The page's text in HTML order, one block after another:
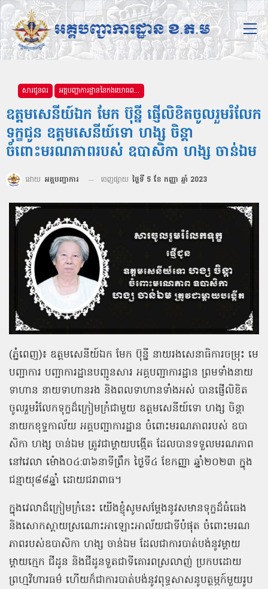
សារជូនពរ អគ្គបញ្ជាការដ្ឋាននៃកងយោធពលខេមរភូមិន្ទ
ឧត្តមសេនីយ៍ឯក មែក ប៊ុន្នី ផ្ញើលិខិតចូលរួមរំលែក
ទុក្ខជូន ឧត្ដមសេនីយ៍ទោ ហង្ស ចិន្តា
ចំពោះមរណភាពរបស់ ឧបាសិកា ហង្ស ចាន់ឯម
ដោយ អគ្គបញ្ជាការ ចេញផ្សាយ ថ្ងៃទី 5 ខែ កញ្ញា ឆ្នាំ 2023
(ភ្នំពេញ)៖ ឧត្តមសេនីយ៍ឯក មែក ប៊ុន្នី នាយរងសេនាធិការចម្រុះ មេ
បញ្ជាការ បញ្ជាការដ្ឋានបញ្ជូនសារ អគ្គបញ្ជាការដ្ឋាន ព្រមទាំងនាយ
ទាហាន នាយទាហានរង និងពលទាហានទាំងអស់ បានផ្ញើលិខិត
ចូលរួមរំលែកទុក្ខដ៏ក្រៀមក្រំជាមួយ ឧត្ដមសេនីយ៍ទោ ហង្ស ចិន្ដា
នាយកខុទ្ទកាល័យ អគ្គបញ្ជាការដ្ឋាន ចំពោះមរណភាពរបស់ ឧបា
សិកា ហង្ស ចាន់ឯម ត្រូវជាម្តាយបង្កើត ដែលបានទទួលមរណភាព
នៅវេលា ម៉ោង០៤:៣៦នាទីព្រឹក ថ្ងៃទី៤ ខែកញ្ញា ឆ្នាំ២០២៣ ក្នុង
ជន្មាយុ៨៨ឆ្នាំ ដោយជរាពាធ។
ក្នុងវេលាដ៏ក្រៀមក្រំនេះ យើងខ្ញុំសូមសម្តែងនូវសមានទុក្ខដ៏ធំធេង
និងសោកស្តាយស្រណោះអាឡោះអាល័យជាទីបំផុត ចំពោះមរណ
ភាពរបស់ឧបាសិកា ហង្ស ចាន់ឯម ដែលជាការបាត់បង់នូវម្តាយ
ម្តាយក្មេក ជីដូន និងជីដូនទួតជាទីគោរពស្រលាញ់ ប្រកបដោយ
ព្រហ្មវិហារធម៌ ហើយក៏ជាការបាត់បង់នូវពុទ្ធសាសនូបត្ថម្ភក៍មួយរូប